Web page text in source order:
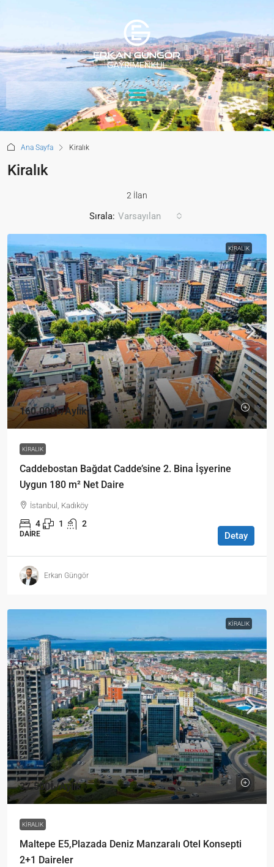
Ana Sayfa Kiralık
Kiralık
2 İlan
Sırala: Varsayılan
KIRALIK
160.000₺/Aylık
KIRALIK
Caddebostan Bağdat Cadde’sine 2. Bina İşyerine
Uygun 180 m² Net Daire
İstanbul, Kadıköy
4 1 2
DAIRE Detay
Erkan Güngör
KIRALIK
37.500₺/Aylık
KIRALIK
Maltepe E5,Plazada Deniz Manzaralı Otel Konsepti
2+1 Daireler